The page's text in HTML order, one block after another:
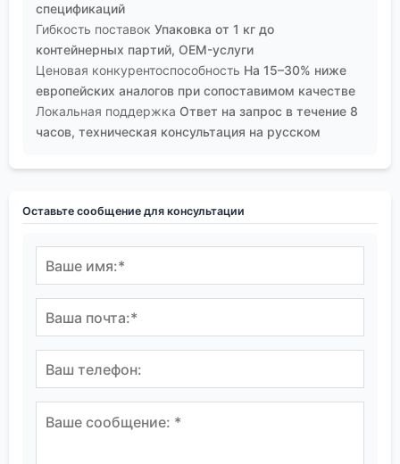
спецификаций
Гибкость поставок Упаковка от 1 кг до
контейнерных партий, OEM-услуги
Ценовая конкурентоспособность На 15–30% ниже
европейских аналогов при сопоставимом качестве
Локальная поддержка Ответ на запрос в течение 8
часов, техническая консультация на русском
Оставьте сообщение для консультации